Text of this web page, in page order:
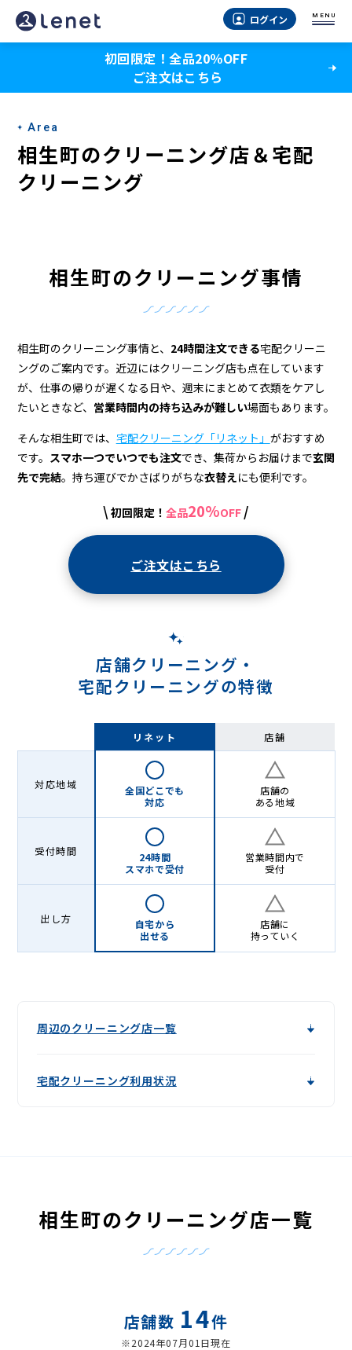
相
生
の
ク
リ
ー
宅
配
ク
リ
ー
ログイン MENU
初回限定！全品20％OFF
ご注文はこちら
Area
相生町のクリーニング店＆宅配
クリーニング
相生町のクリーニング事情
相生町のクリーニング事情と、 24時間注文できる宅配クリーニ
ングのご案内です。近辺にはクリーニング店も点在しています
が、仕事の帰りが遅くなる日や、週末にまとめて衣類をケアし
たいときなど、 営業時間内の持ち込みが難しい場面もあります。
そんな相生町では、 宅配クリーニング「リネット」 がおすすめ
です。 スマホ一つでいつでも注文でき、集荷からお届けまで玄関
先で完結。持ち運びでかさばりがちな衣替えにも便利です。
\ 初回限定！ 全品20%OFF /
ご注文はこちら
店舗クリーニング・
宅配クリーニングの特徴
リネット 店舗
対応地域
全国どこでも
対応
店舗の
ある地域
受付時間
24時間
スマホで受付
営業時間内で
受付
出し方
自宅から
出せる
店舗に
持っていく
周辺のクリーニング店一覧
宅配クリーニング利用状況
相生町のクリーニング店一覧
店舗数 14件
※2024年07月01日現在